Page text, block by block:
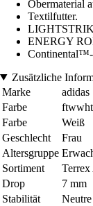
Obermaterial
Textilfutter.
ENERGY
Zusätzliche
Marke
adidas
Farbe
Farbe
Weiß
Geschlecht
Frau
Altersgruppe
Sortiment
Drop
7 mm
Stabilität
Neutre